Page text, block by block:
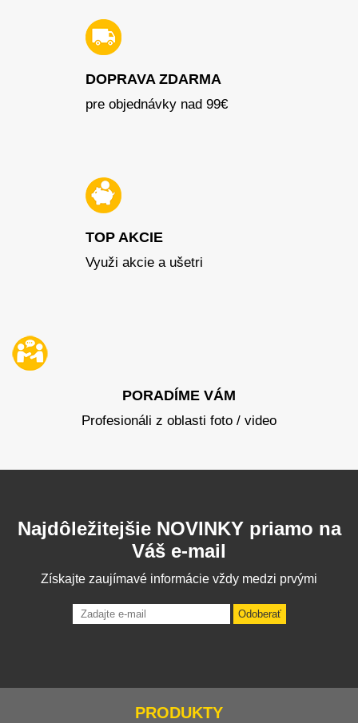
DOPRAVA ZDARMA
pre objednávky nad 99€
TOP AKCIE
Využi akcie a ušetri
PORADÍME VÁM
Profesionáli z oblasti foto / video
Najdôležitejšie NOVINKY priamo na
Váš e-mail
Získajte zaujímavé informácie vždy medzi prvými
Odoberať
PRODUKTY